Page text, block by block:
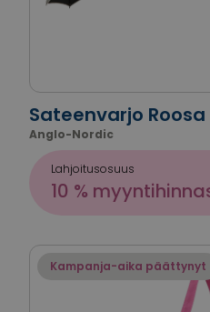
Sateenvarjo
Anglo-Nordic
Lahjoitusosuus
10 %
Kampanja-aika päättynyt